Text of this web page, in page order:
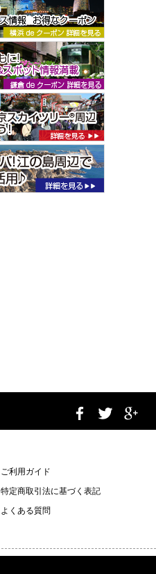
ご利用ガイド
特定商取引法に基づく表記
よくある質問